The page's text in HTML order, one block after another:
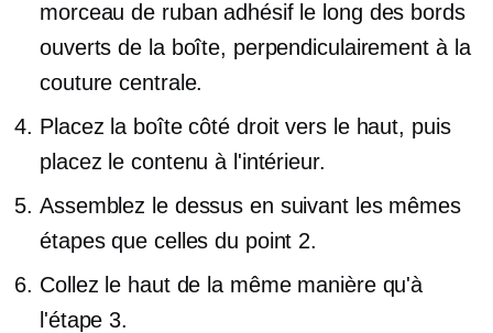
morceau de ruban adhésif le long des bords
ouverts de la boîte, perpendiculairement à la
couture centrale.
Placez la boîtecôté droitvers le haut, puis
placez le contenu à l'intérieur.
Assemblez le dessus en suivant les mêmes
étapes que celles du point 2.
Collez le haut de la même manière qu'à
l'étape 3.